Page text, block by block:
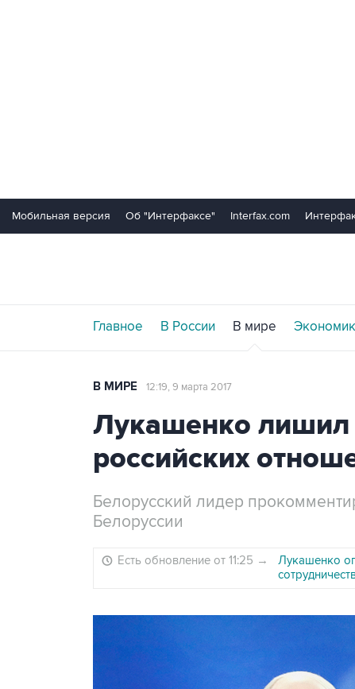
Мобильная версия Об "Интерфаксе" Interfax.com
Главное В России В мире
В МИРЕ 12:19, 9 марта 2017
Лукашенко лишил
российских
Белорусский лидер
Белоруссии
Есть обновление от 11:25 →
Лукашенко